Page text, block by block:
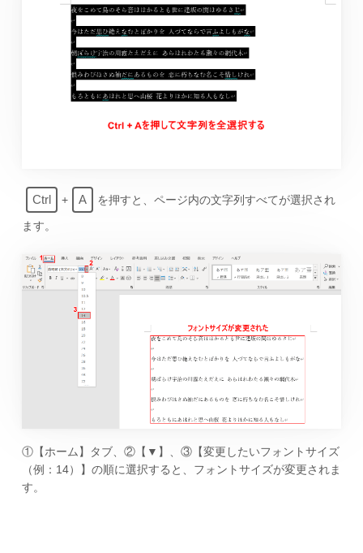
Ctrl + A
を押すと、ページ内の文字列すべてが選択され
ます。
①【ホーム】タブ、②【▼】、③【変更したいフォントサイズ
（例：14）】の順に選択すると、フォントサイズが変更されま
す。